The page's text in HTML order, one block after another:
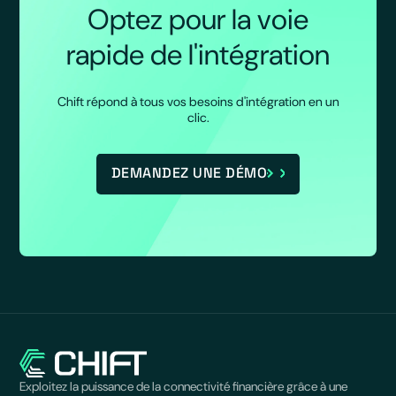
Optez pour la voie
rapide de l'intégration
Chift répond à tous vos besoins d'intégration en un
clic.
DEMANDEZ UNE DÉMO
Exploitez la puissance de la connectivité financière grâce à une